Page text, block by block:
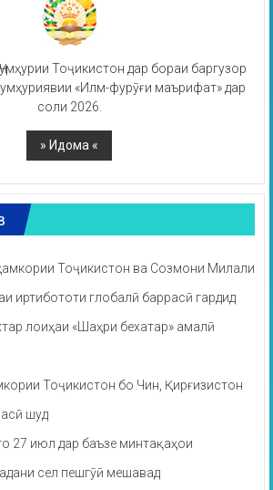
Тоҷикистон дар бораи баргузор
«Илм-фурӯғи маърифат» дар
соли 2026.
Тоҷикистон ва Созмони Милали
иртибототи глобалӣ баррасӣ гардид
лоиҳаи «Шаҳри бехатар» амалӣ
Тоҷикистон бо Чин, Қирғизистон
шуд
27 июл дар баъзе минтақаҳои
сел пешгӯӣ мешавад